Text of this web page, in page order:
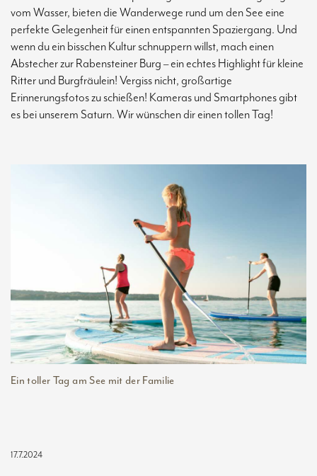
vom Wasser, bieten die Wanderwege rund um den See eine
perfekte Gelegenheit für einen entspannten Spaziergang. Und
wenn du ein bisschen Kultur schnuppern willst, mach einen
Abstecher zur Rabensteiner Burg – ein echtes Highlight für kleine
Ritter und Burgfräulein! Vergiss nicht, großartige
Erinnerungsfotos zu schießen! Kameras und Smartphones gibt
es bei unserem Saturn. Wir wünschen dir einen tollen Tag!
Ein toller Tag am See mit der Familie
17.7.2024